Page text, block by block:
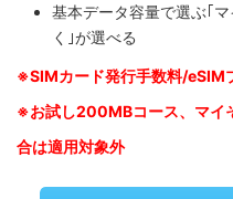
基本データ容量で選ぶ｢
く｣が選べる
※SIMカード発行手数料/
※お試し200MBコース、マイ
合は適用対象外